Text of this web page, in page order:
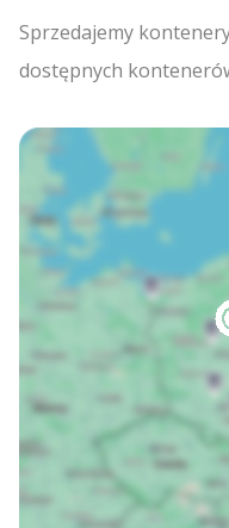
Sprzedajemy
dostępnych